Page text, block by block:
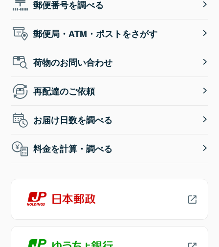
郵便番号を調べる
郵便局・ATM・ポストをさがす
荷物のお問い合わせ
再配達のご依頼
お届け日数を調べる
料金を計算・調べる